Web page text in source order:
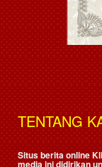
TENTANG
Situs berita online
media ini didirikan